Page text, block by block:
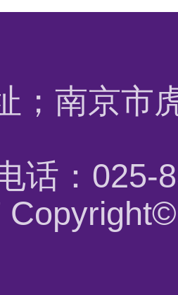
；南京市
话：025-